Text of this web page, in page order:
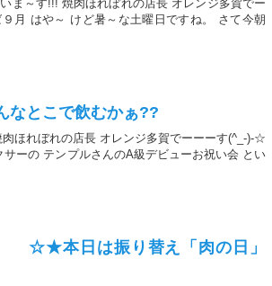
ま～す!!! 焼肉ほれぼれの店長 オレンジ多賀でー
月 はや～ けど暑～な土曜日ですね。 さて今朝
なとこで飲むかぁ??
ほれぼれの店長 オレンジ多賀でーーーす(^_-)-☆
サーの テンプルさんのA級デビューお祝い会 とい
本日は振り替え「肉の日」